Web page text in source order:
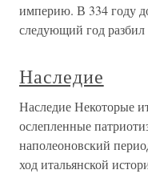
империю. В 334 году
следующий год разбил
Наследие
Наследие Некоторые
ослепленные
наполеоновский
ход итальянской